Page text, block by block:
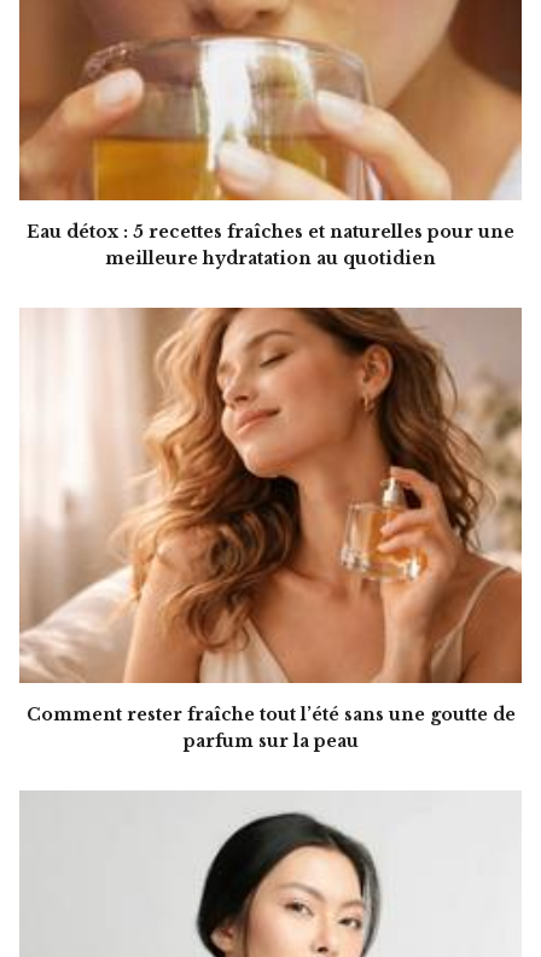
Eau détox : 5 recettes fraîches et naturelles pour une
meilleure hydratation au quotidien
Comment rester fraîche tout l’été sans une goutte de
parfum sur la peau